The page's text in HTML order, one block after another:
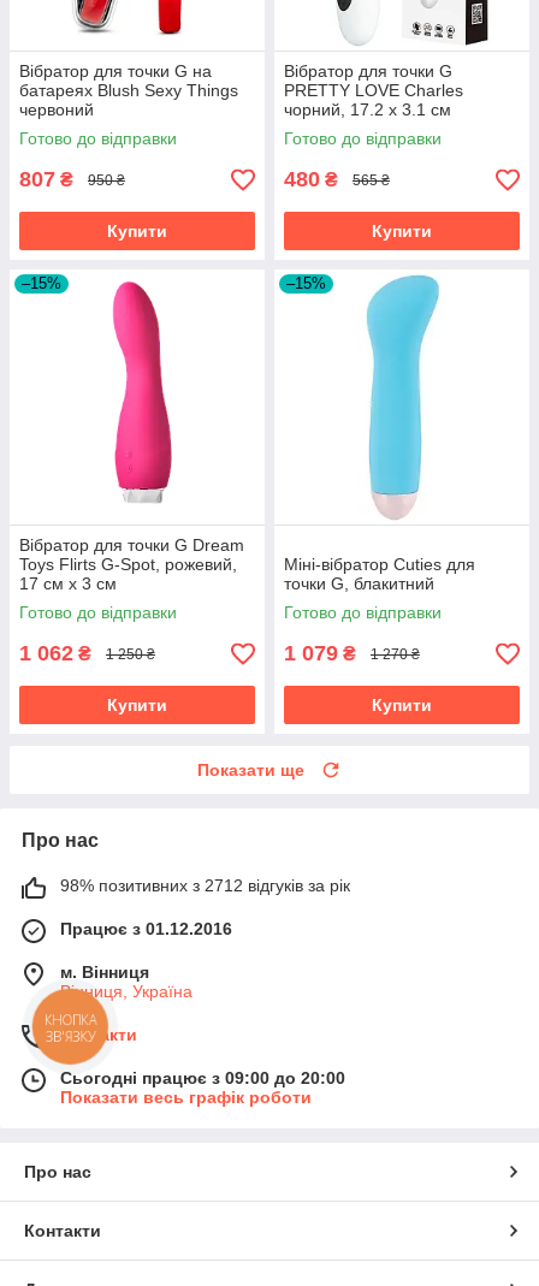
Вібратор для точки G на
батареях Blush Sexy Things
червоний
Готово до відправки
807 ₴ 950 ₴
Купити
Вібратор для точки G
PRETTY LOVE Charles
чорний, 17.2 х 3.1 см
Готово до відправки
480 ₴ 565 ₴
Купити
–15%
Вібратор для точки G Dream
Toys Flirts G-Spot, рожевий,
17 см х 3 см
Готово до відправки
1 062 ₴ 1 250 ₴
Купити
–15%
Міні-вібратор Cuties для
точки G, блакитний
Готово до відправки
1 079 ₴ 1 270 ₴
Купити
Показати ще
Про нас
98% позитивних з 2712 відгуків за рік
Працює з 01.12.2016
м. Вінниця
Вінниця, Україна
Контакти
Сьогодні працює з 09:00 до 20:00
Показати весь графік роботи
Про нас
Контакти
КНОПКА
ЗВ'ЯЗКУ